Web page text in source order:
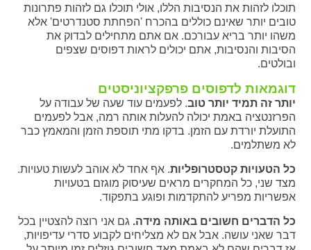
תוכלו לזהות את הנסיבות הללו, אולי תוכלו גם לזהות פתרונות
טובים יותר שאינם כוללים בהכרח 'הפחתת סטנדרטים' אלא
משהו יותר בריא עבורכם. אם אתם מתחילים לבדוק את
הסיבות והנסיבות, אתם יכולים לראות דפוסים שצפים
ובולטים.
דוגמאות לדפוסים פרפקציוניסטים
יותר זה תמיד יותר טוב. לפעמים עוד שעה של עבודה על
הפרזנטציה באמת יכולה להעלות אותה רמה, אבל לפעמים
התועלת יורדת עם הזמן. בדקו מתי תוספת הזמן והמאמץ כבר
לא משתלמים.
כל הטעויות קטסטרופליות. אף אחד לא אוהב לעשות טעויות.
מצד שני, כל המחקרים מראים שעיסוק מוגזם בטעויות
אפשריות מפריע להתקדמות ופוגע בתפקוד.
כל הדברים חשובים באותה מידה. גם אני רוצה להצטיין בכל
דבר שאני עושה. אבל אם לא מצליחים לקבוע סדרי עדיפויות,